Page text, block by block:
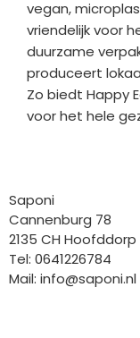
vegan,
vriendelijk voor
duurzame
produceert
Zo biedt Happy
voor het hele
Saponi
Cannenburg 78
2135 CH Hoofddorp
Tel: 0641226784
Mail: info@saponi.nl